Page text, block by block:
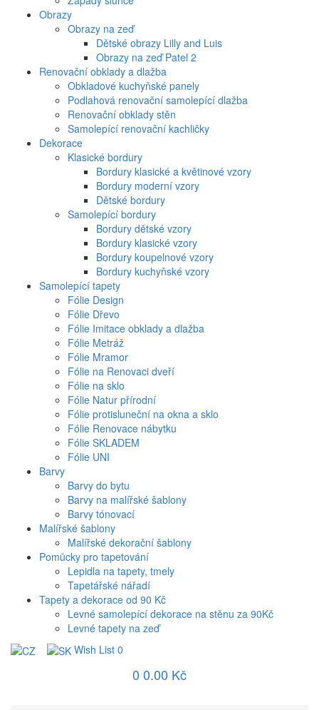
Obrazy
Obrazy na zeď
Dětské obrazy Lilly and Luis
Obrazy na zeď Patel 2
Renovační obklady a dlažba
Obkladové kuchyňské panely
Podlahová renovační samolepící dlažba
Renovační obklady stěn
Samolepící renovační kachličky
Dekorace
Klasické bordury
Bordury klasické a květinové vzory
Bordury moderní vzory
Dětské bordury
Samolepící bordury
Bordury dětské vzory
Bordury klasické vzory
Bordury koupelnové vzory
Bordury kuchyňské vzory
Samolepící tapety
Fólie Design
Fólie Dřevo
Fólie Imitace obklady a dlažba
Fólie Metráž
Fólie Mramor
Fólie na Renovaci dveří
Fólie na sklo
Fólie Natur přírodní
Fólie protisluneční na okna a sklo
Fólie Renovace nábytku
Fólie SKLADEM
Fólie UNI
Barvy
Barvy do bytu
Barvy na malířské šablony
Barvy tónovací
Malířské šablony
Malířské dekorační šablony
Pomůcky pro tapetování
Lepidla na tapety, tmely
Tapetářské nářadí
Tapety a dekorace od 90 Kč
Levné samolepící dekorace na stěnu za 90Kč
Levné tapety na zeď
Wish List 0
0 0.00 Kč